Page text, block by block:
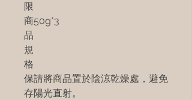
限
商
品
規
格
50g*3
保
存
請將商品置於陰涼乾燥處，避免
陽光直射。